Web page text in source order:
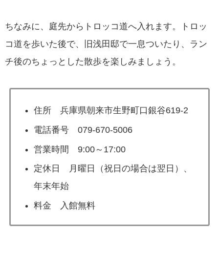
ちなみに、庭先からトロッコ道へ入れます。トロッ
コ道を歩いた後で、旧浅田邸で一息ついたり、ラン
チ後のちょっとした散歩を楽しみましょう。
住所 兵庫県朝来市生野町口銀谷619-2
電話番号 079-670-5006
営業時間 9:00～17:00
定休日 月曜日（祝日の場合は翌日）、
年末年始
料金 入館無料